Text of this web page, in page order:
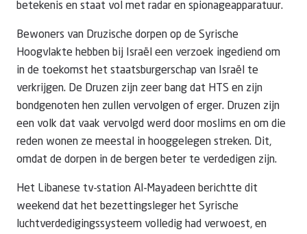
betekenis en staat vol met radar en spionageapparatuur.
Bewoners van Druzische dorpen op de Syrische
Hoogvlakte hebben bij Israël een verzoek ingediend om
in de toekomst het staatsburgerschap van Israël te
verkrijgen. De Druzen zijn zeer bang dat HTS en zijn
bondgenoten hen zullen vervolgen of erger. Druzen zijn
een volk dat vaak vervolgd werd door moslims en om die
reden wonen ze meestal in hooggelegen streken. Dit,
omdat de dorpen in de bergen beter te verdedigen zijn.
Het Libanese tv-station Al-Mayadeen berichtte dit
weekend dat het bezettingsleger het Syrische
luchtverdedigingssysteem volledig had verwoest, en